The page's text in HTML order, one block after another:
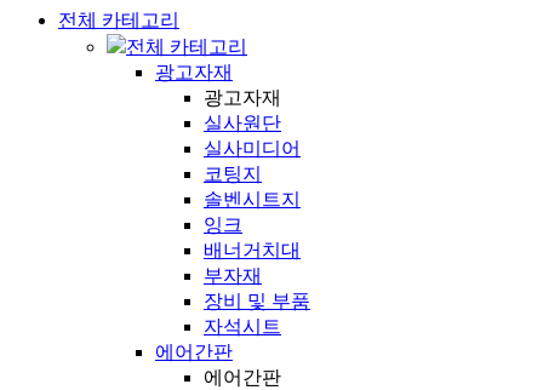
전체 카테고리
전체 카테고리
광고자재
광고자재
실사원단
실사미디어
코팅지
솔벤시트지
잉크
배너거치대
부자재
장비 및 부품
자석시트
에어간판
에어간판